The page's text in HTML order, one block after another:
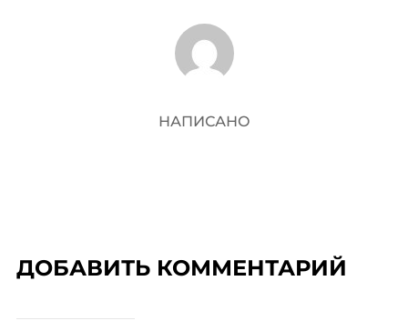
АВТОР ЗАПИСИ
НАПИСАНО
ДОБАВИТЬ КОММЕНТАРИЙ